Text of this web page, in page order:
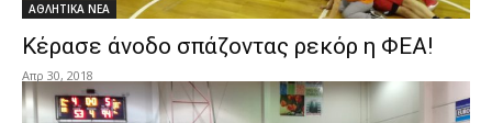
ΑΘΛΗΤΙΚΑ ΝΕΑ
Κέρασε άνοδο σπάζοντας ρεκόρ η ΦΕΑ!
Απρ 30, 2018